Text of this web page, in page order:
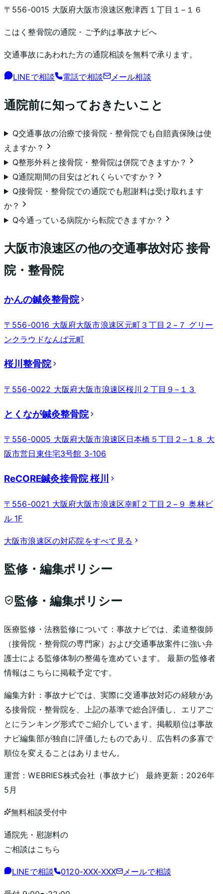
〒556-0015 大阪府大阪市浪速区敷津西１丁目１−１６
こはく整骨院の通院・ご予約は事故ナビへ
交通事故にあわれた方の通院相談を無料で承ります。
LINEで相談 電話で相談 メール相談
通院前に知っておきたいこと
Q交通事故の治療で接骨院・整骨院でも自賠責保険は使
えますか？
Q整形外科と接骨院・整骨院は併院できますか？
Q通院期間の目安はどれくらいですか？
Q接骨院・整骨院での通院でも慰謝料は受け取れます
か？
Q今通っている病院から転院できますか？
大阪市浪速区の他の交通事故対応 接骨
院・整骨院
かんの鍼灸整骨院
〒556-0016 大阪府大阪市浪速区元町３丁目２−７ グリー
ンクラウドなんば元町
桜川整骨院
〒556-0022 大阪府大阪市浪速区桜川２丁目９−１３
とくなが鍼灸整骨院
〒556-0005 大阪府大阪市浪速区日本橋５丁目２−１８ 大
阪市営日東住宅3号館 3-106
ReCORE鍼灸接骨院 桜川
〒556-0021 大阪府大阪市浪速区幸町２丁目２−９ 奥林ビ
ル 1F
大阪市浪速区の対応院をすべて見る
監修・編集ポリシー
監修・編集ポリシー
医療監修・法務監修について：事故ナビでは、柔道整復師
（接骨院・整骨院の専門家）および交通事故案件に強い弁
護士による監修体制の整備を進めています。 最新の監修者
情報はこちらに掲載予定です。
編集方針： 事故ナビでは、実際に交通事故対応の経験があ
る接骨院・整骨院を、上記の基準で総合評価し、エリアご
とにランキング形式でご紹介しています。掲載順位は事故
ナビ編集部が独自に評価したものであり、広告料の多寡で
順位を変えることはありません。
運営：WEBRIES株式会社 （事故ナビ） 最終更新： 2026年
5月
無料相談受付中
通院先・慰謝料の
ご相談はこちら
LINEで相談 0120-XXX-XXX メールで相談